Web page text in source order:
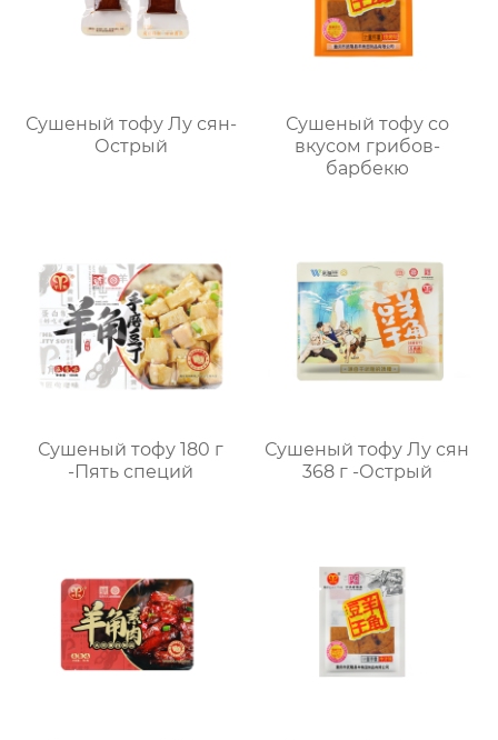
Сушеный тофу Лу сян-
Острый
Сушеный тофу со
вкусом грибов-
барбекю
Сушеный тофу 180 г
-Пять специй
Сушеный тофу Лу сян
368 г -Острый